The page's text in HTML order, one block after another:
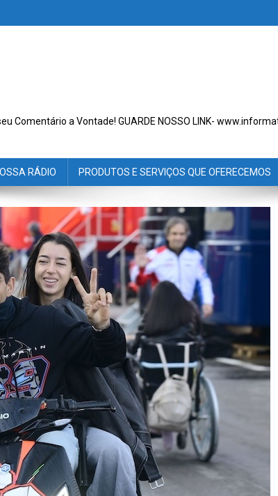
Comentário a Vontade! GUARDE NOSSO LINK-
RÁDIO PRODUTOS E SERVIÇOS QUE OFERECEMOS